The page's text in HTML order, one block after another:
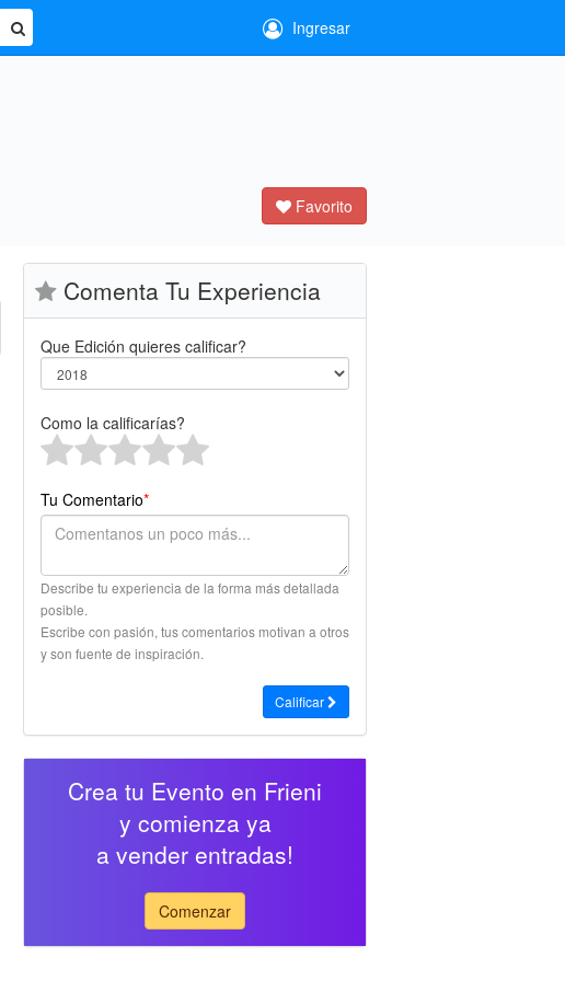
Ingresar
Favorito
Comenta Tu Experiencia
Que Edición quieres calificar?
Como la calificarías?
Tu Comentario*
Describe tu experiencia de la forma más detallada
posible.
Escribe con pasión, tus comentarios motivan a otros
y son fuente de inspiración.
Calificar
Crea tu Evento en Frieni
y comienza ya
a vender entradas!
Comenzar